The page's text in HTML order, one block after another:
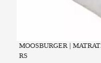
MOOSBURGER |
RS